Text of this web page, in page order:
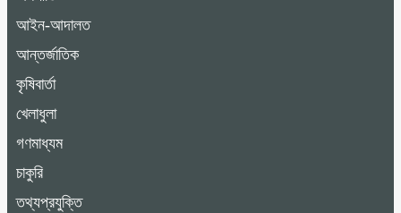
আইন-আদালত
আন্তর্জাতিক
কৃষিবার্তা
খেলাধুলা
গণমাধ্যম
চাকুরি
তথ্যপ্রযুক্তি